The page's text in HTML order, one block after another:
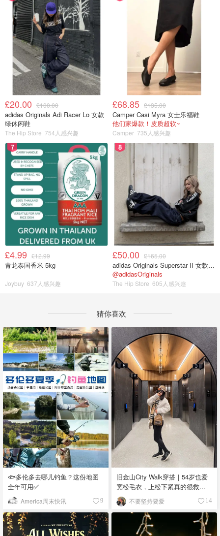
£20.00 £100.00
adidas Originals Adi Racer Lo 女款
绿休闲鞋
The Hip Store 754人感兴趣
£68.85 £135.00
Camper Casi Myra 女士乐福鞋
他们家爆款！皮质超软~
Camper 735人感兴趣
7
£4.99 £12.99
青龙泰国香米 5kg
Joybuy 637人感兴趣
8
£50.00 £165.00
adidas Originals Superstar II 女款串珠休闲鞋 黑色
@adidasOriginals
The Hip Store 605人感兴趣
猜你喜欢
🐟多伦多去哪儿钓鱼？这份地图
全年可用✅
America周末快讯 9
旧金山City Walk穿搭｜54岁也爱
宽松毛衣，上松下紧真的很救比
例
不要坚持要爱 14